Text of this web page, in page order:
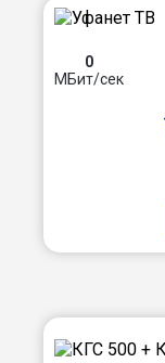
0
МБит/сек